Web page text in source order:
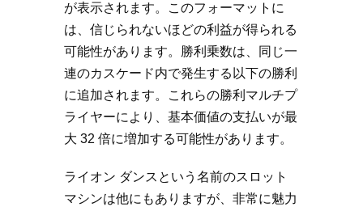
が表示されます。このフォーマットに
は、信じられないほどの利益が得られる
可能性があります。勝利乗数は、同じ一
連のカスケード内で発生する以下の勝利
に追加されます。これらの勝利マルチプ
ライヤーにより、基本価値の支払いが最
大 32 倍に増加する可能性があります。
ライオン ダンスという名前のスロット
マシンは他にもありますが、非常に魅力